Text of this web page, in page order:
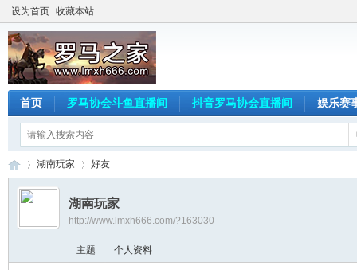
设为首页 收藏本站
首页 罗马协会斗鱼直播间 抖音罗马协会直播间 娱乐赛
›
湖南玩家 好友
湖南玩家
http://www.lmxh666.com/?163030
主题 个人资料